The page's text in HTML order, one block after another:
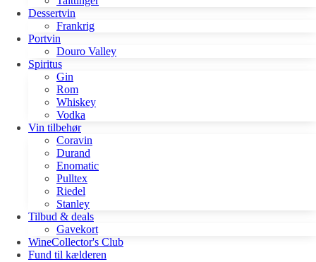
Dessertvin
Frankrig
Portvin
Douro Valley
Spiritus
Gin
Rom
Whiskey
Vodka
Vin tilbehør
Coravin
Durand
Enomatic
Pulltex
Riedel
Stanley
Tilbud & deals
Gavekort
WineCollector's Club
Fund til kælderen